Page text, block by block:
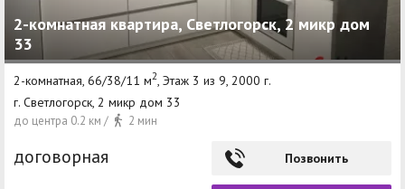
2-комнатная квартира, Светлогорск, 2 микр дом
33
2-комнатная, 66/38/11 м2, Этаж 3 из 9, 2000 г.
г. Светлогорск, 2 микр дом 33
до центра 0.2 км / 2 мин
договорная Позвонить